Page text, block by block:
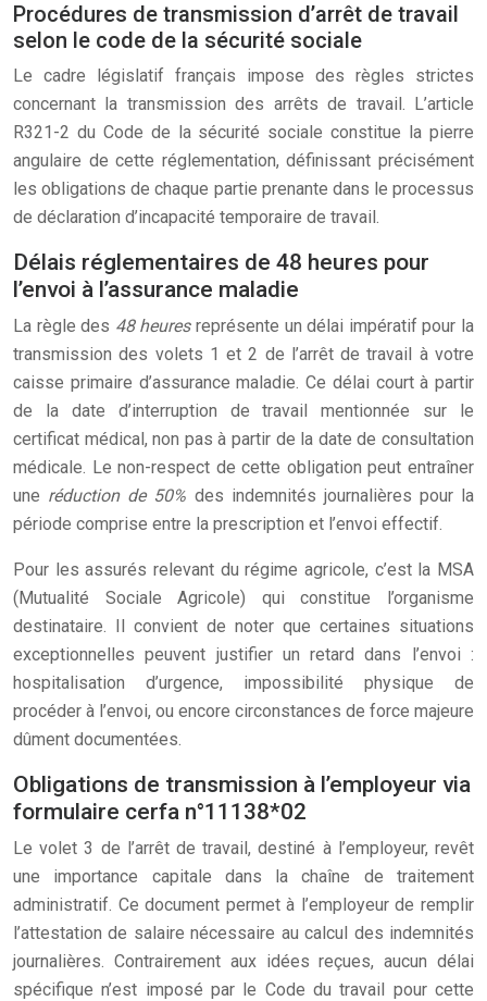
Procédures de transmission d’arrêt de travail
selon le code de la sécurité sociale
Le cadre législatif français impose des règles strictes
concernant la transmission des arrêts de travail. L’article
R321-2 du Code de la sécurité sociale constitue la pierre
angulaire de cette réglementation, définissant précisément
les obligations de chaque partie prenante dans le processus
de déclaration d’incapacité temporaire de travail.
Délais réglementaires de 48 heures pour
l’envoi à l’assurance maladie
La règle des 48 heuresreprésente un délai impératif pour la
transmission des volets 1 et 2 de l’arrêt de travail à votre
caisse primaire d’assurance maladie. Ce délai court à partir
de la date d’interruption de travail mentionnée sur le
certificat médical, non pas à partir de la date de consultation
médicale. Le non-respect de cette obligation peut entraîner
une réduction de 50% des indemnités journalières pour la
période comprise entre la prescription et l’envoi effectif.
Pour les assurés relevant du régime agricole, c’est la MSA
(Mutualité Sociale Agricole) qui constitue l’organisme
destinataire. Il convient de noter que certaines situations
exceptionnelles peuvent justifier un retard dans l’envoi :
hospitalisation d’urgence, impossibilité physique de
procéder à l’envoi, ou encore circonstances de force majeure
dûment documentées.
Obligations de transmission à l’employeur via
formulaire cerfa n°11138*02
Le volet 3 de l’arrêt de travail, destiné à l’employeur, revêt
une importance capitale dans la chaîne de traitement
administratif. Ce document permet à l’employeur de remplir
l’attestation de salaire nécessaire au calcul des indemnités
journalières. Contrairement aux idées reçues, aucun délai
spécifique n’est imposé par le Code du travail pour cette